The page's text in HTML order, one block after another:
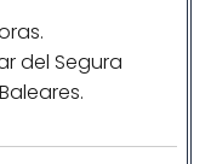
del Segura